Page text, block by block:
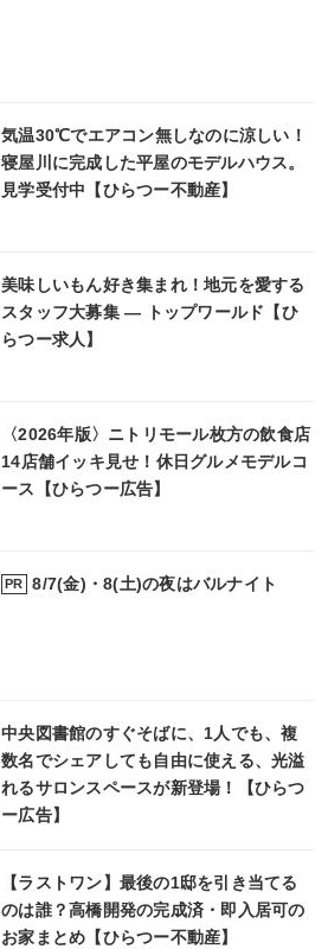
気温30℃でエアコン無しなのに涼しい！
寝屋川に完成した平屋のモデルハウス。
見学受付中【ひらつー不動産】
美味しいもん好き集まれ！地元を愛する
スタッフ大募集 ― トップワールド【ひ
らつー求人】
〈2026年版〉ニトリモール枚方の飲食店
14店舗イッキ見せ！休日グルメモデルコ
ース【ひらつー広告】
PR 8/7(金)・8(土)の夜はバルナイト
中央図書館のすぐそばに、1人でも、複
数名でシェアしても自由に使える、光溢
れるサロンスペースが新登場！【ひらつ
ー広告】
【ラストワン】最後の1邸を引き当てる
のは誰？高橋開発の完成済・即入居可の
お家まとめ【ひらつー不動産】